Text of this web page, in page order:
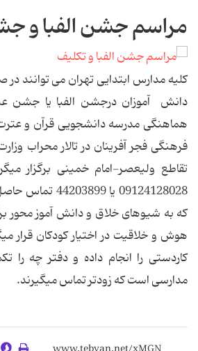
مراسم جشن الفبا و
کلیه مدارس ابتدایی تهران می توانند
دانش آموزان درجشن الفبا یا جشن
هماهنگی مدرسه دانشجویی قرآن و
فرهنگی فجر آفرینان در تالار محراب
تقاطع ولیعصر-امام خمینی برگزار
09124128028 یا
که به شیوه‏ای خلاق و دانش آموز محور
هوش و خلاقیت در اختیار کودکان قرار
کاردستی را انجام داده و دفتر چه را
مدارسی است که زودتر تماس می‏گیرند.